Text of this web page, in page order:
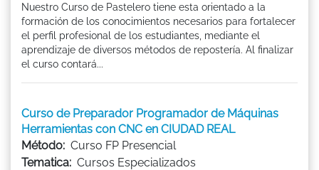
Nuestro Curso de Pastelero tiene esta orientado a la
formación de los conocimientos necesarios para fortalecer
el perfil profesional de los estudiantes, mediante el
aprendizaje de diversos métodos de repostería. Al finalizar
el curso contará...
Curso de Preparador Programador de Máquinas
Herramientas con CNC en CIUDAD REAL
Método: Curso FP Presencial
Tematica: Cursos Especializados